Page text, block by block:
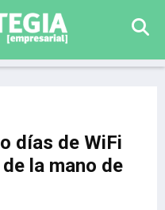
días de WiFi
la mano de